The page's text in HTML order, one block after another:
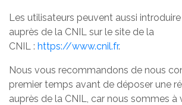
Les utilisateurs peuvent aussi
auprès de la CNIL sur le site de la
CNIL : https://www.cnil.fr.
Nous vous recommandons de nous
premier temps avant de déposer une
auprès de la CNIL, car nous sommes à